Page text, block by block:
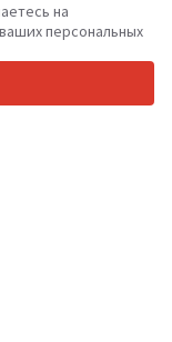
на
персональных